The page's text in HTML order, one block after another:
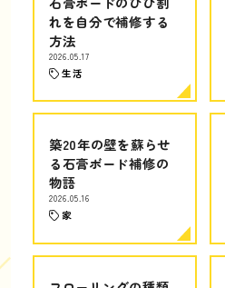
れを自分で補修する
方法
2026.05.17
生活
築20年の壁を蘇らせ
る石膏ボード補修の
物語
2026.05.16
家